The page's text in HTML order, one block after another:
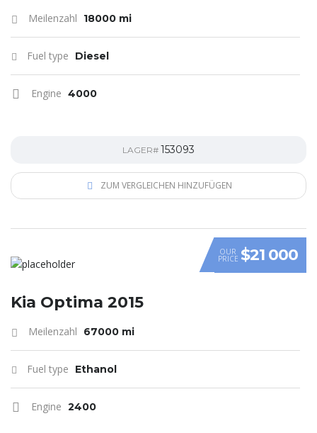
Meilenzahl 18000 mi
Fuel type Diesel
Engine 4000
LAGER# 153093
ZUM VERGLEICHEN HINZUFÜGEN
OUR
PRICE $21 000
Kia Optima 2015
Meilenzahl 67000 mi
Fuel type Ethanol
Engine 2400